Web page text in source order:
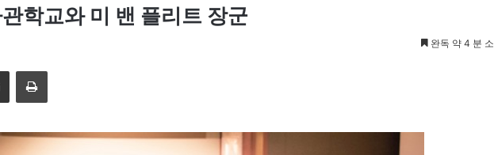
학교와 미 밴 플리트 장군
완독 약 4 분
이메일